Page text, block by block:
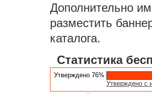
Дополнительно
разместить
каталога.
Статистика
Утверждено 76%
Утверждено с